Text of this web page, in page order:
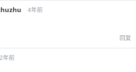
4年前
回复
2年前